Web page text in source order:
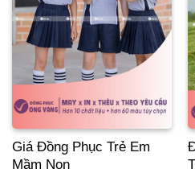
Giá Đồng Phục Trẻ Em
Mầm Non